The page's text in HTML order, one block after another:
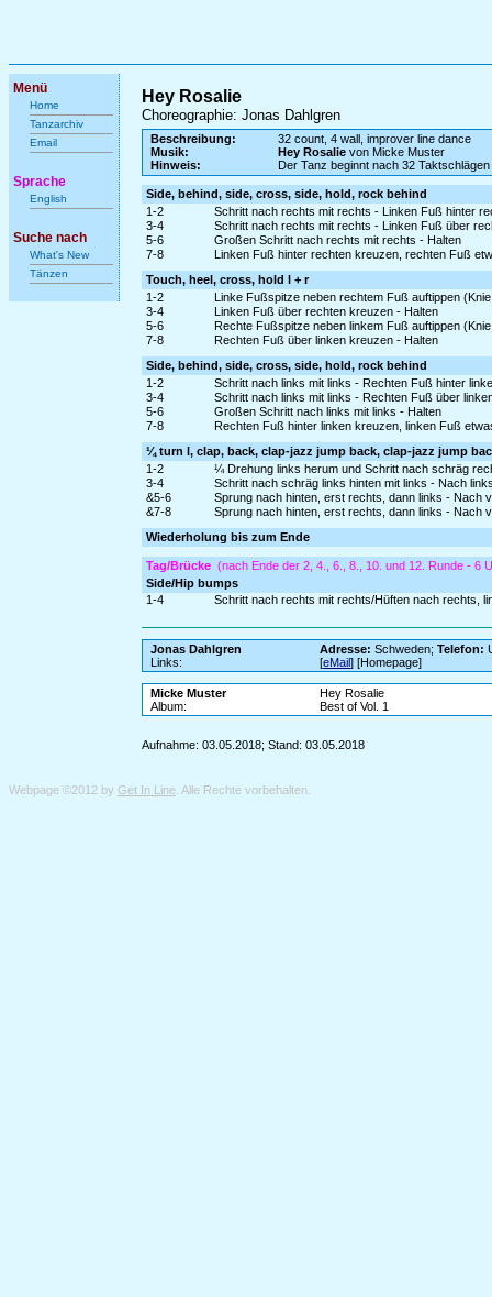
Menü
Home
Tanzarchiv
Email
Sprache
English
Suche nach
What's New
Tänzen
Hey Rosalie
Choreographie: Jonas Dahlgren
Beschreibung:
32 count, 4 wall, improver line dance
Musik:
Hey Rosalievon Micke Muster
Hinweis:
Der Tanz beginnt nach 32
Side, behind, side, cross, side, hold, rock behind
1-2
Schritt nach rechts mit rechts - Linken Fuß hinter
3-4
Schritt nach rechts mit rechts - Linken Fuß über
5-6
Großen Schritt nach rechts mit rechts - Halten
7-8
Linken Fuß hinter rechten kreuzen, rechten Fuß
Touch, heel, cross, hold l + r
1-2
Linke Fußspitze neben rechtem Fuß auftippen
3-4
Linken Fuß über rechten kreuzen - Halten
5-6
Rechte Fußspitze neben linkem Fuß auftippen
7-8
Rechten Fuß über linken kreuzen - Halten
Side, behind, side, cross, side, hold, rock behind
1-2
Schritt nach links mit links - Rechten Fuß hinter
3-4
Schritt nach links mit links - Rechten Fuß über
5-6
Großen Schritt nach links mit links - Halten
7-8
Rechten Fuß hinter linken kreuzen, linken Fuß
¼ turn l, clap, back, clap-jazz jump back, clap-jazz jump
1-2
¼ Drehung links herum und Schritt nach schräg
3-4
Schritt nach schräg links hinten mit links - Nach
&5-6
Sprung nach hinten, erst rechts, dann links - Nach
&7-8
Sprung nach hinten, erst rechts, dann links - Nach
Wiederholung bis zum Ende
Tag/Brücke (nach Ende der 2, 4., 6., 8., 10. und 12. Runde - 6
Side/Hip bumps
1-4
Schritt nach rechts mit rechts/Hüften nach rechts,
Jonas Dahlgren Adresse: Schweden;Telefon:
Links:
[eMail] [Homepage]
Micke Muster
Hey Rosalie
Album:
Best of Vol. 1
Aufnahme: 03.05.2018; Stand: 03.05.2018
Webpage ©2012 by Get In Line . Alle Rechte vorbehalten.